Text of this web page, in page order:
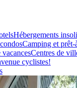
Hébergements
Camping et prêt-
vacancesCentres de
cyclistes!